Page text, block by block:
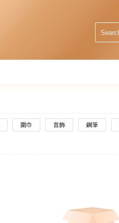
圍巾 首飾 鋼筆